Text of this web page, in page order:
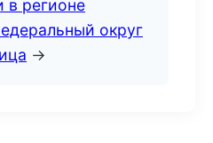
в регионе
округ
→